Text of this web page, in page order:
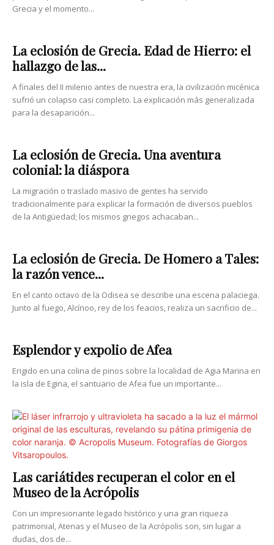
Grecia y el momento...
La eclosión de Grecia. Edad de Hierro: el
hallazgo de las...
A finales del II milenio antes de nuestra era, la civilización micénica
sufrió un colapso casi completo. La explicación más generalizada
para la desaparición...
La eclosión de Grecia. Una aventura
colonial: la diáspora
La migración o traslado masivo de gentes ha servido
tradicionalmente para explicar la formación de diversos pueblos
de la Antigüedad; los mismos griegos achacaban...
La eclosión de Grecia. De Homero a Tales:
la razón vence...
En el canto octavo de la Odisea se describe una escena palaciega.
Junto al fuego, Alcínoo, rey de los feacios, realiza un sacrificio de...
Esplendor y expolio de Afea
Erigido en una colina de pinos sobre la localidad de Agia Marina en
la isla de Egina, el santuario de Afea fue un importante...
Las cariátides recuperan el color en el
Museo de la Acrópolis
Con un impresionante legado histórico y una gran riqueza
patrimonial, Atenas y el Museo de la Acrópolis son, sin lugar a
dudas, dos de...